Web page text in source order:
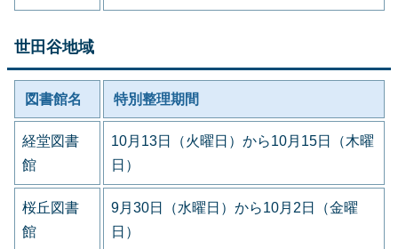
世田谷地域
図書館名 特別整理期間
経堂図書
館
10月13日（火曜日）から10月15日（木曜
日）
桜丘図書
館
9月30日（水曜日）から10月2日（金曜
日）